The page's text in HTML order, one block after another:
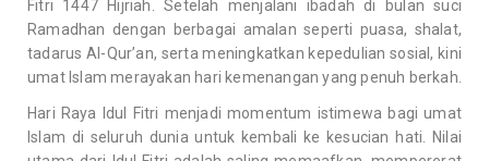
Fitri 1447 Hijriah. Setelah menjalani ibadah di bulan suci
Ramadhan dengan berbagai amalan seperti puasa, shalat,
tadarus Al-Qur’an, serta meningkatkan kepedulian sosial, kini
umat Islam merayakan hari kemenangan yang penuh berkah.
Hari Raya Idul Fitri menjadi momentum istimewa bagi umat
Islam di seluruh dunia untuk kembali ke kesucian hati. Nilai